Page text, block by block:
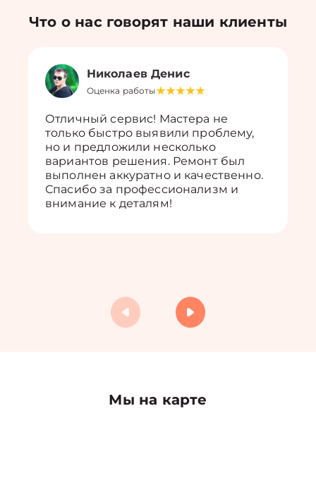
Что о нас говорят наши клиенты
Николаев Денис
Оценка работы
Отличный сервис! Мастера не
только быстро выявили проблему,
но и предложили несколько
вариантов решения. Ремонт был
выполнен аккуратно и качественно.
Спасибо за профессионализм и
внимание к деталям!
Мы на карте